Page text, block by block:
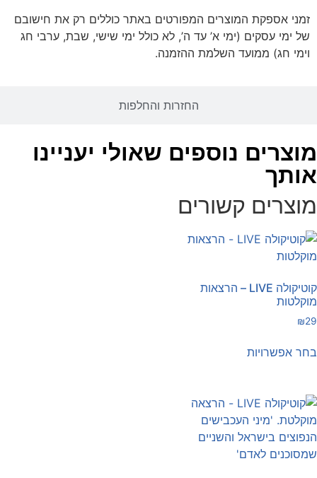
החזרות והחלפות
זמני אספקת המוצרים המפורטים באתר כוללים רק את חישובם
של ימי עסקים (ימי א’ עד ה’, לא כולל ימי שישי, שבת, ערבי חג
וימי חג) ממועד השלמת ההזמנה.
מוצרים נוספים שאולי יעניינו
אותך
מוצרים קשורים
קוטיקולה LIVE – הרצאות
מוקלטות
₪29
בחר אפשרויות